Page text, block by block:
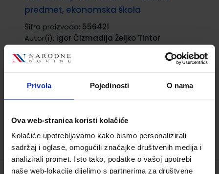
Privola Pojedinosti O nama
Ova web-stranica koristi kolačiće
Kolačiće upotrebljavamo kako bismo personalizirali
sadržaj i oglase, omogućili značajke društvenih medija i
analizirali promet. Isto tako, podatke o vašoj upotrebi
naše web-lokacije dijelimo s partnerima za društvene
predmet, ekonomska škola
Šifra proizvoda: 556421
Autor(i): Igor Čizmadija Željko Tintor
Nakladnik:ŠKOLSKA KNJIGA d.d.
Registarski
broj ministarstva:
21,80 €